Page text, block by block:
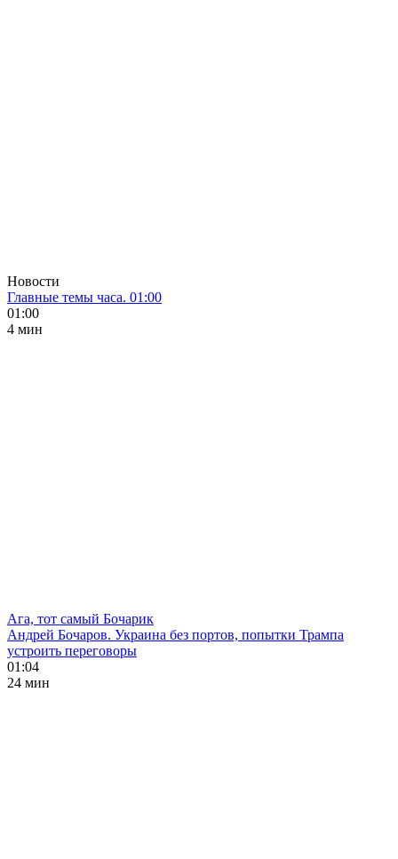
Новости
Главные темы часа. 01:00
01:00
4 мин
Ага, тот самый Бочарик
Андрей Бочаров. Украина без портов, попытки Трампа
устроить переговоры
01:04
24 мин